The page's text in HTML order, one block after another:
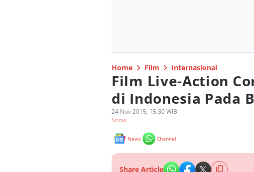
Home Film Internasional
Film Live-Action
di Indonesia Pada
24 Nov 2015, 15:30 WIB
Snow
News Channel
Share Article